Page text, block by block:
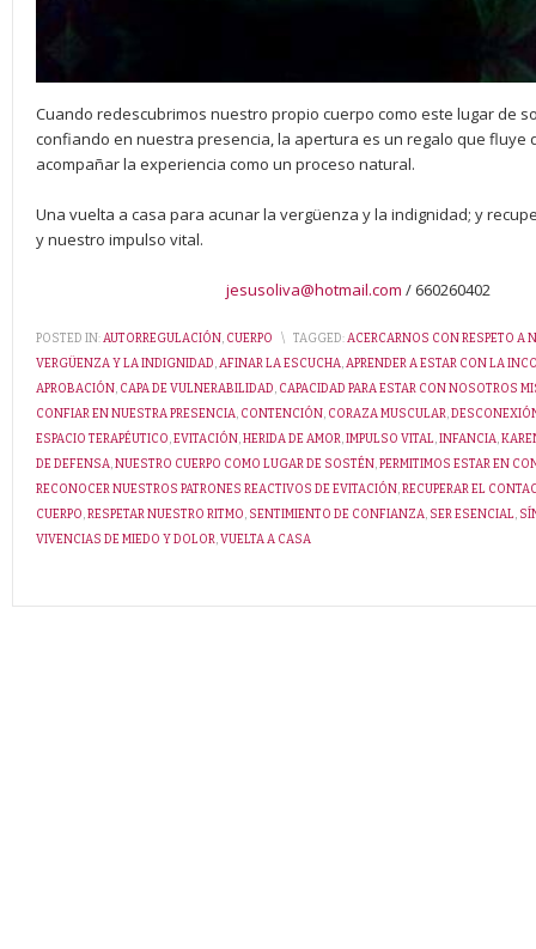
Cuando redescubrimos nuestro propio cuerpo como este lugar de
confiando en nuestra presencia, la apertura es un regalo que fluye
acompañar la experiencia como un proceso natural.
Una vuelta a casa para acunar la vergüenza y la indignidad; y
y nuestro impulso vital.
jesusoliva@hotmail.com / 660260402
POSTED IN:AUTORREGULACIÓN, CUERPO \ TAGGED:ACERCARNOS CON RESPETO A
VERGÜENZA Y LA INDIGNIDAD,AFINAR LA ESCUCHA,APRENDER A ESTAR CON LA
APROBACIÓN, CAPA DE VULNERABILIDAD, CAPACIDAD PARA ESTAR CON NOSOTROS
CONFIAR EN NUESTRA PRESENCIA, CONTENCIÓN, CORAZA MUSCULAR,
ESPACIO TERAPÉUTICO,EVITACIÓN,HERIDA DE AMOR,IMPULSO VITAL,INFANCIA,
DE DEFENSA,NUESTRO CUERPO COMO LUGAR DE SOSTÉN,PERMITIMOS ESTAR EN
RECONOCER NUESTROS PATRONES REACTIVOS DE EVITACIÓN,RECUPERAR EL
CUERPO,RESPETAR NUESTRO RITMO, SENTIMIENTO DE CONFIANZA, SER ESENCIAL,
VIVENCIAS DE MIEDO Y DOLOR,VUELTA A CASA